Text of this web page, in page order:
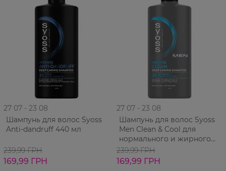
27 07 - 23 08
Шампунь для волос Syoss
Anti-dandruff 440 мл
239,99 ГРН
169,99 ГРН
27 07 - 23 08
Шампунь для волос Syoss
Men Clean & Cool для
нормального и жирного
440 мл
239,99 ГРН
169,99 ГРН